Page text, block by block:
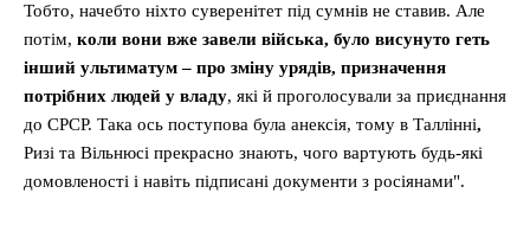
Тобто, начебто ніхто суверенітет під сумнів не ставив. Але
потім, коли вони вже завели війська, було висунуто геть
інший ультиматум – про зміну урядів, призначення
потрібних людей у владу, які й проголосували за приєднання
до СРСР. Така ось поступова була анексія, тому в Таллінні,
Ризі та Вільнюсі прекрасно знають, чого вартують будь-які
домовленості і навіть підписані документи з росіянами".